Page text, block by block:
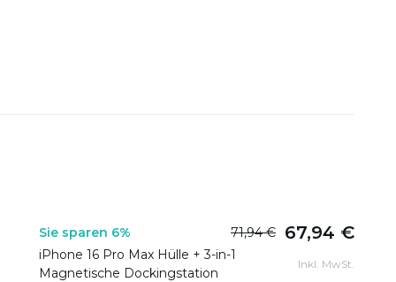
Sie sparen 6% 71,94 € 67,94 €
iPhone 16 Pro Max Hülle + 3-in-1
Magnetische Dockingstation
Inkl. MwSt.